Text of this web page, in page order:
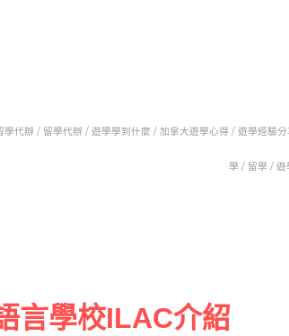
學代辦 / 留學代辦 / 遊學學到什麼 / 加拿大遊學心得 / 遊學經驗
學 / 留學 / 遊
言學校ILAC介紹